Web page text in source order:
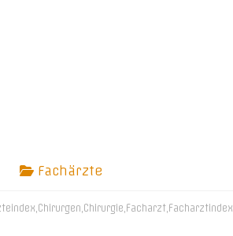
Fachärzte
,Chirurgen,Chirurgie,Facharzt,Facharztindex